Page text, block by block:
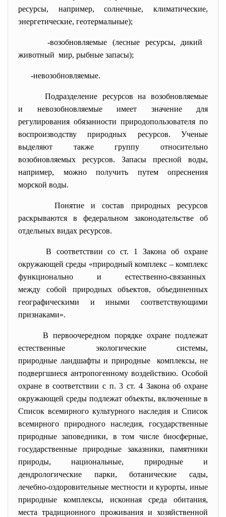
ресурсы, например, солнечные, климатические,
энергетические, геотермальные);
-возобновляемые (лесные ресурсы, дикий
животный мир, рыбные запасы);
-невозобновляемые.
Подразделение ресурсов на возобновляемые
и невозобновляемые имеет значение для
регулирования обязанности природопользователя по
воспроизводству природных ресурсов. Ученые
выделяют также группу относительно
возобновляемых ресурсов. Запасы пресной воды,
например, можно получить путем опреснения
морской воды.
Понятие и состав природных ресурсов
раскрываются в федеральном законодательстве об
отдельных видах ресурсов.
В соответствии со ст. 1 Закона об охране
окружающей среды «природный комплекс – комплекс
функционально и естественно-связанных
между собой природных объектов, объединенных
географическими и иными соответствующими
признаками».
В первоочередном порядке охране подлежат
естественные экологические системы,
природные ландшафты и природные комплексы, не
подвергшиеся антропогенному воздействию. Особой
охране в соответствии с п. 3 ст. 4 Закона об охране
окружающей среды подлежат объекты, включенные в
Список всемирного культурного наследия и Список
всемирного природного наследия, государственные
природные заповедники, в том числе биосферные,
государственные природные заказники, памятники
природы, национальные, природные и
дендрологические парки, ботанические сады,
лечебно-оздоровительные местности и курорты, иные
природные комплексы, исконная среда обитания,
места традиционного проживания и хозяйственной